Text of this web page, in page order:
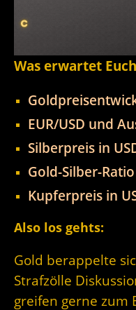
Was erwartet
EUR/USD und
Silberpreis in
Gold-Silber-Ratio
Kupferpreis in
Also los gehts:
Gold berappelte
Strafzölle
greifen gerne zum